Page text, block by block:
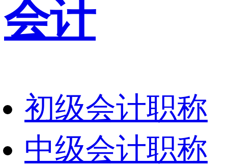
会计
初级会计职称
中级会计职称